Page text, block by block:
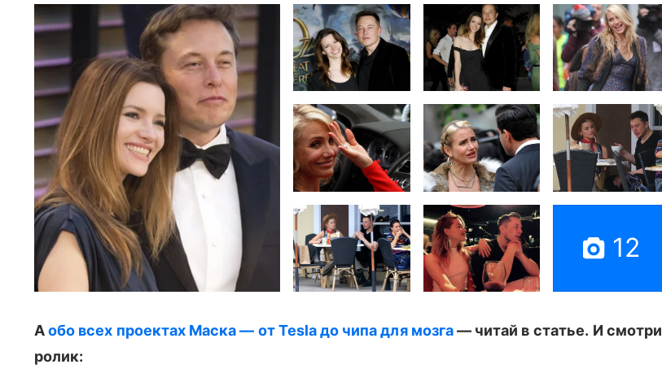
12
Аобо всех проектах Маска — от Tesla до чипа для мозга— читай в статье. И смотри
ролик: